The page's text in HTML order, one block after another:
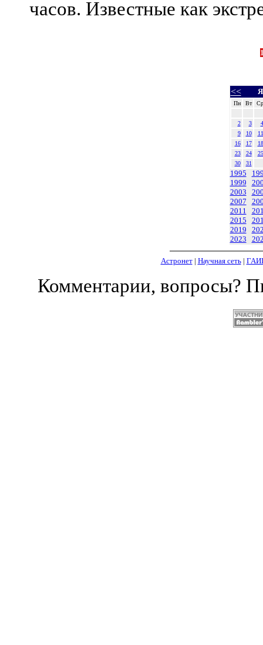
часов. Известные как
<<
Пн Вт Ср
2 3
4
9
10
11
16
17
18
23
24
25
30
31
1995
1999
2003
2007
2011
2015
2019
2023
Астронет| Научная сеть|
Комментарии, вопросы?